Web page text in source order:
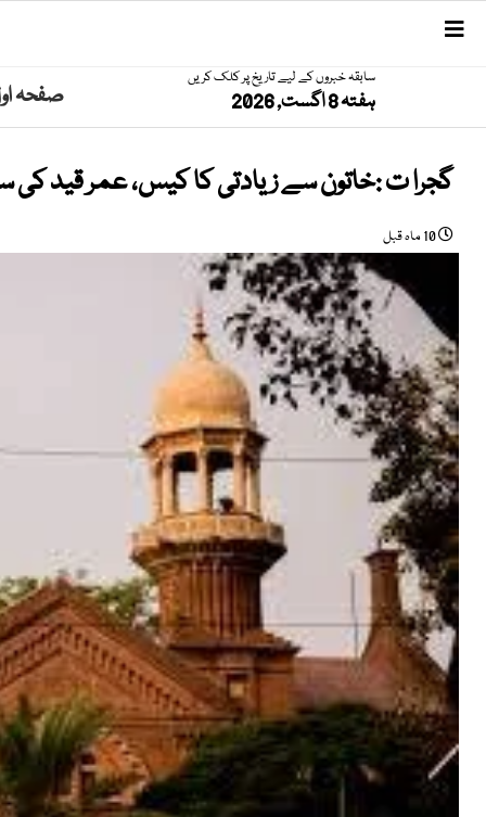
سابقہ خبروں کے لیے تاریخ پر کلک کریں
ہفتہ 8 اگست, 2026 صفحہ
گجرا ت :خاتون سے زیادتی کا کیس، عمر قید کی
10 ماہ قبل